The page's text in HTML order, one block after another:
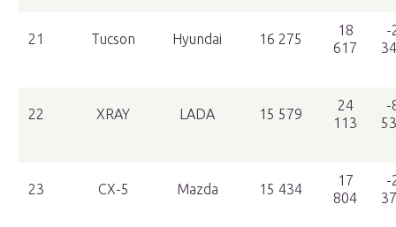
21 Tucson Hyundai 16 275
18
617
-
22 XRAY LADA 15 579
24
113
-
23 CX-5 Mazda 15 434
17
804
-